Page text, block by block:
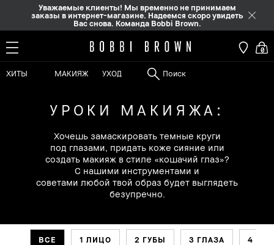
Уважаемые клиенты! Мы временно не принимаем
заказы в интернет-магазине. Надеемся скоро увидеть
Вас снова. Команда Bobbi Brown.
0
ХИТЫ МАКИЯЖ УХОД
УРОКИ МАКИЯЖА:
Хочешь замаскировать темные круги
под глазами, придать коже сияние или
создать макияж в стиле «кошачий глаз»?
С нашими инструментами и
советами любой твой образ будет выглядеть
безупречно.
ВСЕ 1 ЛИЦО 2 ГУБЫ 3 ГЛАЗА 4